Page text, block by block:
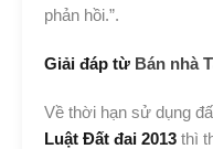
phản hồi.”.
Giải đáp từ Bán nhà
Về thời hạn sử dụng
Luật Đất đai 2013 thì